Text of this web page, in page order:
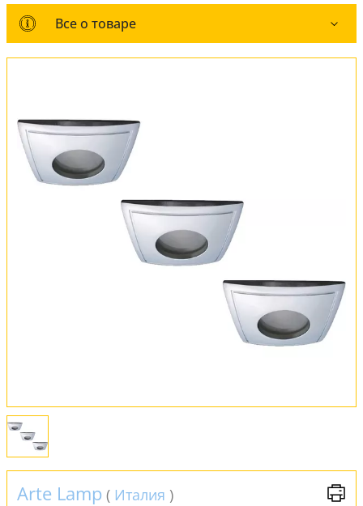
Все о товаре
Все о товаре
Вся коллекция
Оплата и доставка
Обмен и возврат
Arte Lamp ( Италия )